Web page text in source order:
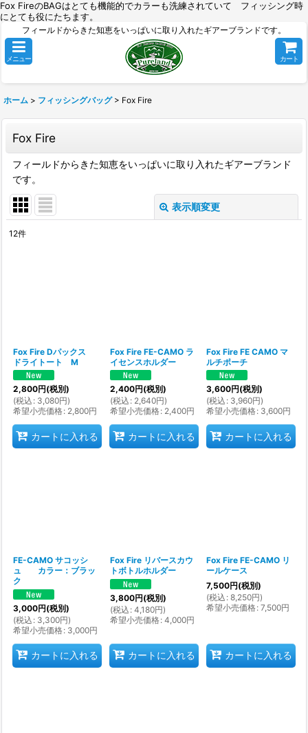
Fox FireのBAGはとても機能的でカラーも洗練されていて フィッシング時
にとても役にたちます。
フィールドからきた知恵をいっぱいに取り入れたギアーブランドです。
メニュー カート
ホーム > フィッシングバッグ > Fox Fire
Fox Fire
フィールドからきた知恵をいっぱいに取り入れたギアーブランド
です。
表示順変更
12件
Fox Fire Dパックス
ドライトート M
2,800円(税別)
(税込 : 3,080円)
希望小売価格: 2,800円
カートに入れる
Fox Fire FE-CAMO ラ
イセンスホルダー
2,400円(税別)
(税込 : 2,640円)
希望小売価格: 2,400円
カートに入れる
Fox Fire FE CAMO マ
ルチポーチ
3,600円(税別)
(税込 : 3,960円)
希望小売価格: 3,600円
カートに入れる
FE-CAMO サコッシ
ュ カラー：ブラッ
ク
3,000円(税別)
(税込 : 3,300円)
希望小売価格: 3,000円
カートに入れる
Fox Fire リバースカウ
トボトルホルダー
3,800円(税別)
(税込 : 4,180円)
希望小売価格: 4,000円
カートに入れる
Fox Fire FE-CAMO リ
ールケース
7,500円(税別)
(税込 : 8,250円)
希望小売価格: 7,500円
カートに入れる